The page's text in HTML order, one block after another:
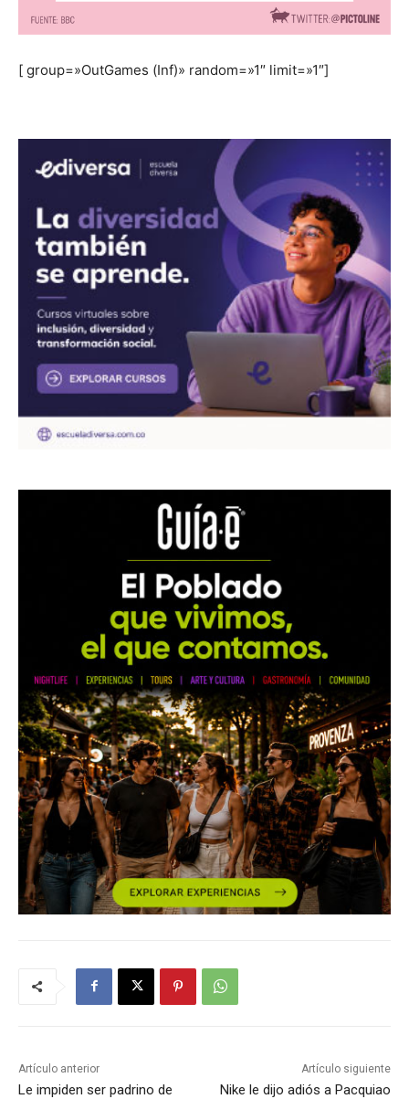
[ group=»OutGames (Inf)» random=»1″ limit=»1″]
Artículo anterior
Le impiden ser padrino de
Artículo siguiente
Nike le dijo adiós a Pacquiao